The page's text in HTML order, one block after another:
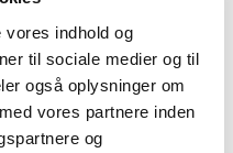
indhold og
til sociale medier og til
også oplysninger om
vores partnere inden
og